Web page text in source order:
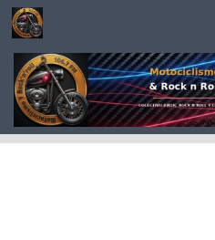
Saltar al contenido